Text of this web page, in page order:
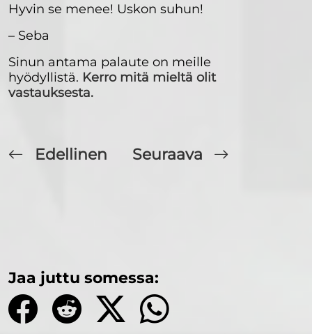
Hyvin se menee! Uskon suhun!
– Seba
Sinun antama palaute on meille
hyödyllistä. Kerro mitä mieltä olit
vastauksesta.
Edellinen Seuraava
Jaa juttu somessa: